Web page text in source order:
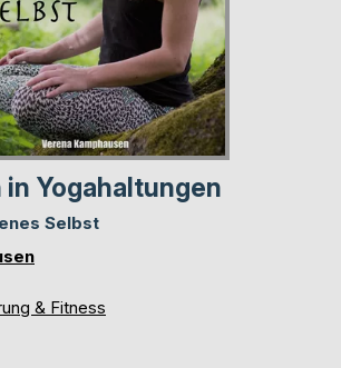
in Yogahaltungen
Selbst
& Fitness